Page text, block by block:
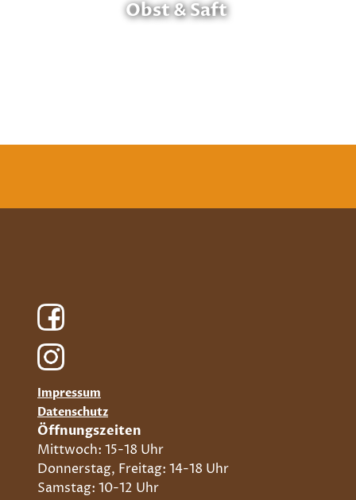
Obst & Saft
Impressum
Datenschutz
Öffnungszeiten
Mittwoch: 15-18 Uhr
Donnerstag, Freitag: 14-18 Uhr
Samstag: 10-12 Uhr